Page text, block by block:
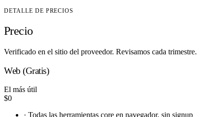
DETALLE DE PRECIOS
Precio
Verificado en el sitio del proveedor. Revisamos cada trimestre.
Web (Gratis)
El más útil
$0
· Todas las herramientas core en navegador, sin signup